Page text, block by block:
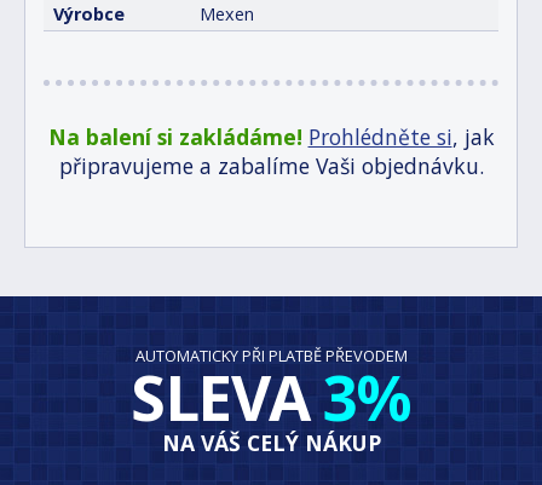
Výrobce
Mexen
Na balení si zakládáme! Prohlédněte si, jak
připravujeme a zabalíme Vaši objednávku.
AUTOMATICKY PŘI PLATBĚ PŘEVODEM
SLEVA3%
NA VÁŠ CELÝ NÁKUP